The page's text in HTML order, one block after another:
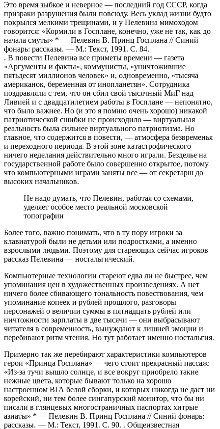
Это время зыбкое и неверное — последний год СССР, когда
призраки разрушения были повсюду. Весь уклад жизни будто
покрылся мелкими трещинами, и у Пелевина мимоходом
говорится: «Кормили в Госплане, конечно, уже не так, как до
начала смуты» * — Пелевин В. Принц Госплана // Синий
фонарь: рассказы. — М.: Текст, 1991. С. 84.
. В повести Пелевина все приметы времени — газета
«Аргументы и факты», коммунисты, «уничтожившие
пятьдесят миллионов человек» и, одновременно, «тысяча
американок, беременная от инопланетян». Сотрудника
поздравляли с тем, что он сбил свой тысячный МиГ над
Ливией и с двадцатилетием работы в Госплане — непонятно,
что было важнее. Но (и это я помню очень хорошо) никакой
патриотической сшибки не происходило — виртуальная
реальность была сильнее виртуального патриотизма. Но
главное, что содержится в повести, — атмосфера безвременья
и переходного периода. В этой зоне катастрофического
ничего неделания действительно много играли. Безделье на
государственной работе было совершенно открытое, потому
что компьютерными играми заняты все — от секретарш до
высоких начальников.
Не надо думать, что Пелевин, работая со схемами,
уделяет особое место реальной московской
топографии
Более того, важно понимать, что в ту пору игроки за
клавиатурой были не детьми или подростками, а именно
взрослыми людьми. Поэтому для стареющих сейчас игроков
рассказ Пелевина — ностальгический.
Компьютерные технологии стареют едва ли не быстрее, чем
упоминания цен в художественных произведениях. А нет
ничего более сбивающего тональность повествования, чем
упоминание копеек и рублей прошлого, разговоры
персонажей о величии суммы в пятнадцать рублей или
ничтожности зарплаты в две тысячи — они выбрасывают
читателя в современность, вынуждают к лишней эмоции и
перебивают ритм чтения. Но тут работает именно ностальгия.
Примерно так же перебирают характеристики компьютеров
герои «Принца Госплана» — чего стоит прекрасный пассаж:
«Из-за тучи вышло солнце, и все вокруг приобрело такие
нежные цвета, которые бывают только на хорошо
настроенном ВГА белой сборки, и которых никогда не даст ни
корейский, ни тем более сингапурский монитор, что бы ни
писали в глянцевых многостраничных паспортах хитрые
азиаты» * — Пелевин В. Принц Госплана // Синий фонарь:
рассказы. — М.: Текст, 1991. С. 90. . Общеизвестная